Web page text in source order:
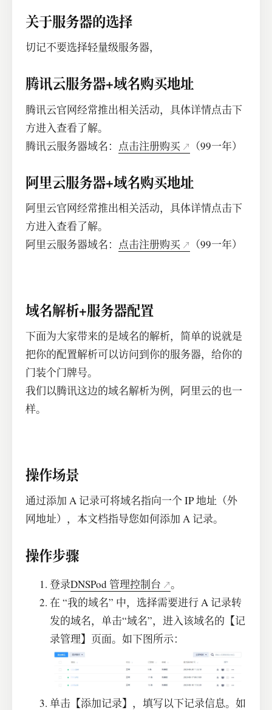
关于服务器的选择
切记不要选择轻量级服务器，
腾讯云服务器+域名购买地址
腾讯云官网经常推出相关活动，具体详情点击下
方进入查看了解。
腾讯云服务器域名： 点击注册购买 （99一年）
阿里云服务器+域名购买地址
阿里云官网经常推出相关活动，具体详情点击下
方进入查看了解。
阿里云服务器域名： 点击注册购买 （99一年）
域名解析+服务器配置
下面为大家带来的是域名的解析，简单的说就是
把你的配置解析可以访问到你的服务器，给你的
门装个门牌号。
我们以腾讯这边的域名解析为例，阿里云的也一
样。
操作场景
通过添加 A 记录可将域名指向一个 IP 地址（外
网地址），本文档指导您如何添加 A 记录。
操作步骤
登录DNSPod 管理控制台
。
在 “我的域名” 中，选择需要进行 A 记录转
发的域名，单击“域名”，进入该域名的【记
录管理】页面。如下图所示：
单击【添加记录】，填写以下记录信息。如